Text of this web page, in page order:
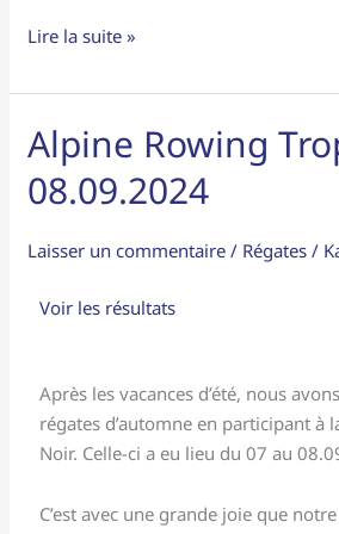
Lire la suite »
Alpine Rowing
08.09.2024
Laisser un commentaire / Régates /
Voir les résultats
Après les vacances d’été, nous
régates d’automne en participant à
Noir. Celle-ci a eu lieu du 07 au
C’est avec une grande joie que
Alpine
Rowing
Trophy
–